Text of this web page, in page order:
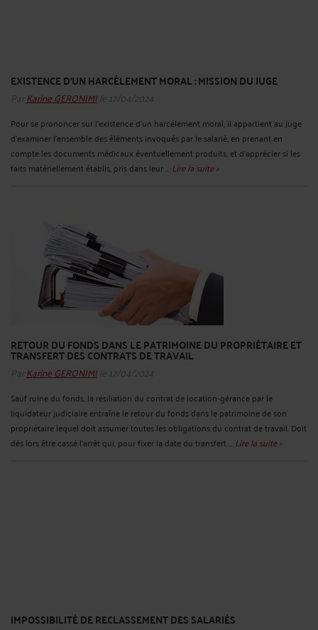
EXISTENCE D’UN HARCÈLEMENT MORAL : MISSION DU JUGE
Par Karine GERONIMI le 17/04/2024
Pour se prononcer sur l'existence d'un harcèlement moral, il appartient au juge
d'examiner l'ensemble des éléments invoqués par le salarié, en prenant en
compte les documents médicaux éventuellement produits, et d'apprécier si les
faits matériellement établis, pris dans leur ... Lire la suite >
RETOUR DU FONDS DANS LE PATRIMOINE DU PROPRIÉTAIRE ET
TRANSFERT DES CONTRATS DE TRAVAIL
Par Karine GERONIMI le 17/04/2024
Sauf ruine du fonds, la résiliation du contrat de location-gérance par le
liquidateur judiciaire entraîne le retour du fonds dans le patrimoine de son
propriétaire lequel doit assumer toutes les obligations du contrat de travail. Doit
dès lors être cassé l'arrêt qui, pour fixer la date du transfert ... Lire la suite >
IMPOSSIBILITÉ DE RECLASSEMENT DES SALARIÉS